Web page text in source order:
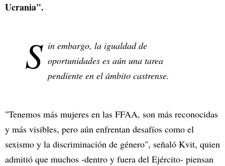
Ucrania".
S in embargo, la igualdad de
oportunidades es aún una tarea
pendiente en el ámbito castrense.
"Tenemos más mujeres en las FFAA, son más reconocidas
y más visibles, pero aún enfrentan desafíos como el
sexismo y la discriminación de género", señaló Kvit, quien
admitió que muchos -dentro y fuera del Ejército- piensan